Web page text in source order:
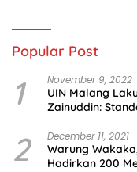
Popular Post
1 November 9, 2022
UIN Malang
Zainuddin:
2 December 11, 2021
Warung
Hadirkan 200